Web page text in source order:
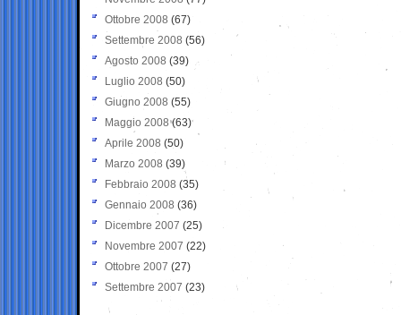
Ottobre 2008 (67)
Settembre 2008 (56)
Agosto 2008 (39)
Luglio 2008 (50)
Giugno 2008 (55)
Maggio 2008(63)
Aprile 2008 (50)
Marzo 2008 (39)
Febbraio 2008 (35)
Gennaio 2008 (36)
Dicembre 2007 (25)
Novembre 2007 (22)
Ottobre 2007 (27)
Settembre 2007 (23)